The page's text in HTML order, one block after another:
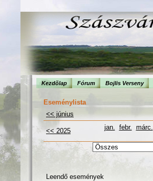
Kezdõlap Fórum Bojlis Verseny
Eseménylista
<< június
<< 2025 jan. febr. márc.
Leendő események